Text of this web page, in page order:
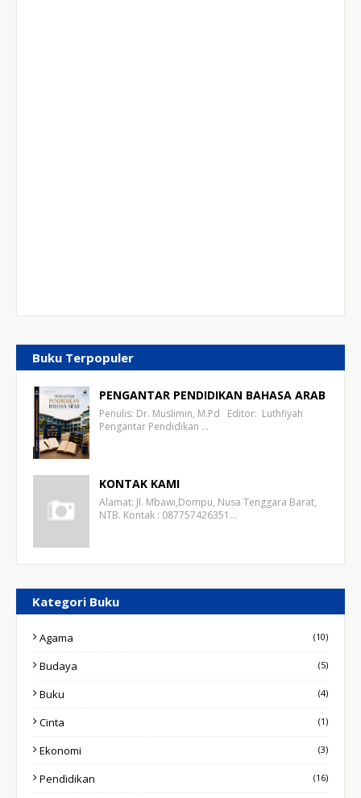
Buku Terpopuler
PENGANTAR PENDIDIKAN BAHASA ARAB
Penulis: Dr. Muslimin, M.Pd Editor: Luthfiyah
Pengantar Pendidikan …
KONTAK KAMI
Alamat: Jl. Mbawi,Dompu, Nusa Tenggara Barat,
NTB. Kontak : 087757426351…
Kategori Buku
Agama (10)
Budaya (5)
Buku (4)
Cinta (1)
Ekonomi (3)
Pendidikan (16)